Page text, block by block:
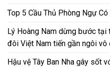
Top 5 Cầu Thủ Phòng Ngự
Lý Hoàng Nam dừng bước
đôi Việt Nam tiến gần ngôi vô
Hậu vệ Tây Ban Nha gây sốt